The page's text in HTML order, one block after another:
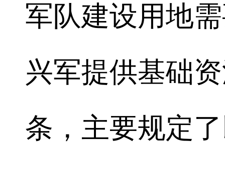
军队建设用地
兴军提供基础
条，主要规定